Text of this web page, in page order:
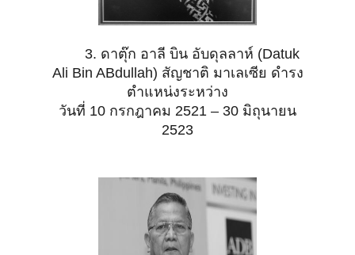
3. ดาตุ๊ก อาลี บิน อับดุลลาห์ (Datuk
Ali Bin ABdullah) สัญชาติ มาเลเซีย ดำรง
ตำแหน่งระหว่าง
วันที่ 10 กรกฎาคม 2521 – 30 มิถุนายน
2523